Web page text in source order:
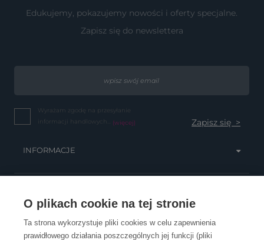
O plikach cookie na tej stronie
Ta strona wykorzystuje pliki cookies w celu zapewnienia
prawidłowego działania poszczególnych jej funkcji (pliki
Edukujemy, pokazujemy nowości i oferty specjalne.
Zapisz się do newslettera
Wyrażam zgodę na przesyłanie
informacji handlowych... (więcej)
INFORMACJE
OBSŁUGA KLIENTA